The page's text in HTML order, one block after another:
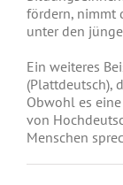
fördern, nimmt
unter den
Ein weiteres
(Plattdeutsch),
Obwohl es
von
Menschen